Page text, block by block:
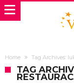
Home Tag Archives:
TAG